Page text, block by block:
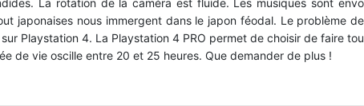
La rotation de la caméra est fluide. Les musiques sont
japonaises nous immergent dans le japon féodal. Le problème
Playstation 4. La Playstation 4 PRO permet de choisir de faire
de vie oscille entre 20 et 25 heures. Que demander de plus !